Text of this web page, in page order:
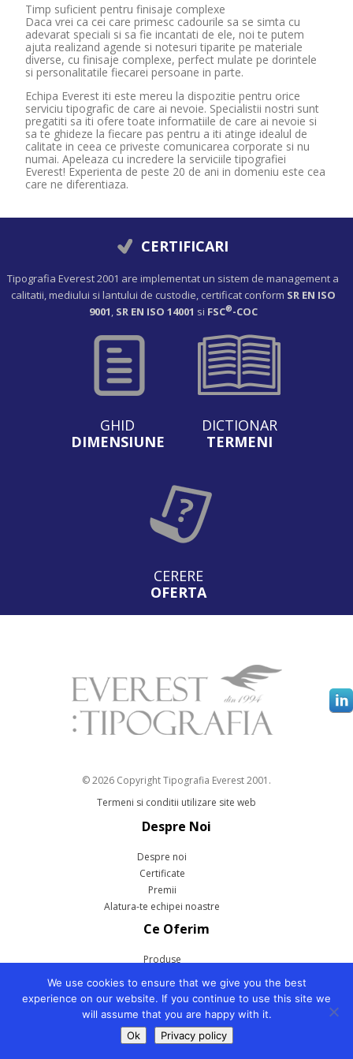
Timp suficient pentru finisaje complexe
Daca vrei ca cei care primesc cadourile sa se simta cu
adevarat speciali si sa fie incantati de ele, noi te putem
ajuta realizand agende si notesuri tiparite pe materiale
diverse, cu finisaje complexe, perfect mulate pe dorintele
si personalitatile fiecarei persoane in parte.
Echipa Everest iti este mereu la dispozitie pentru orice
serviciu tipografic de care ai nevoie. Specialistii nostri sunt
pregatiti sa iti ofere toate informatiile de care ai nevoie si
sa te ghideze la fiecare pas pentru a iti atinge idealul de
calitate in ceea ce priveste comunicarea corporate si nu
numai. Apeleaza cu incredere la serviciile tipografiei
Everest! Experienta de peste 20 de ani in domeniu este cea
care ne diferentiaza.
CERTIFICARI
Tipografia Everest 2001 are implementat un sistem de management a
calitatii, mediului si lantului de custodie, certificat conform SR EN ISO
9001 SR EN ISO 14001 si FSC®-COC
GHID
DIMENSIUNE
DICTIONAR
TERMENI
CERERE
OFERTA
© 2026 Copyright Tipografia Everest 2001.
Termeni si conditii utilizare site web
Despre Noi
Despre noi
Certificate
Premii
Alatura-te echipei noastre
Ce Oferim
Produse
Informatii Utile
Ghid Dimensiune
Dictionar termeni
We use cookies to ensure that we give you the best
experience on our website. If you continue to use this site we
will assume that you are happy with it.
Ok
Privacy policy